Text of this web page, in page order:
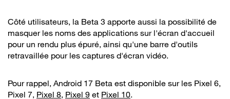
Côté utilisateurs, la Beta 3 apporte aussi la possibilité de
masquer les noms des applications sur l'écran d'accueil
pour un rendu plus épuré, ainsi qu'une barre d'outils
retravaillée pour les captures d'écran vidéo.
Pour rappel, Android 17 Beta est disponible sur les Pixel 6,
Pixel 7, Pixel 8, Pixel 9 et Pixel 10.